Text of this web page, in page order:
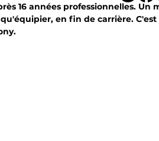
Top 10 pavé Top 10 sprinteurs
16 années professionnelles. Un
en fin de carrière.